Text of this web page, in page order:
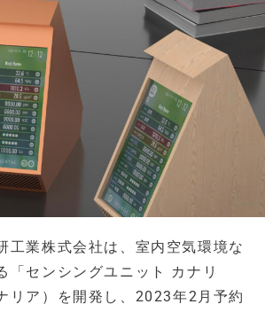
工業株式会社は、室内空気環境な
「センシングユニット カナリ
リア）を開発し、2023年2月予約